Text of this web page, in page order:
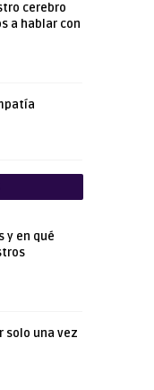
cerebro
a hablar con
y en qué
solo una vez